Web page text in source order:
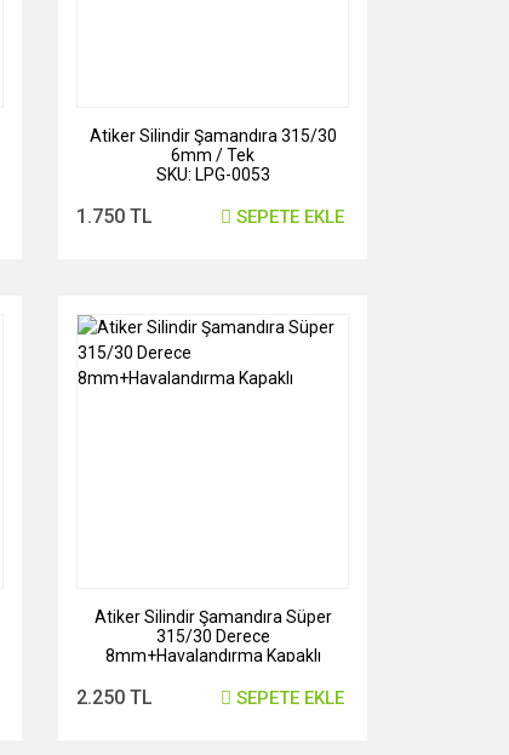
Atiker Silindir Şamandıra 315/30
6mm / Tek
SKU: LPG-0053
1.750 TL SEPETE EKLE
Atiker Silindir Şamandıra Süper
315/30 Derece
8mm+Havalandırma Kapaklı
2.250 TL SEPETE EKLE